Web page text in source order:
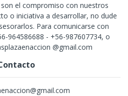
el compromiso con nuestros
o iniciativa a desarrollar, no dude
Para comunicarse con
964586688 - +56-987607734, o
@gmail.com